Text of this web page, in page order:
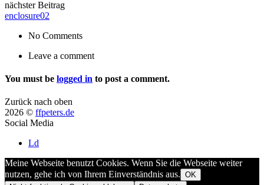
nächster Beitrag
enclosure02
No Comments
Leave a comment
You must be logged in to post a comment.
Zurück nach oben
2026 © ffpeters.de
Social Media
Ld
Meine Webseite benutzt Cookies. Wenn Sie die Webseite weiter
nutzen, gehe ich von Ihrem Einverständnis aus. OK